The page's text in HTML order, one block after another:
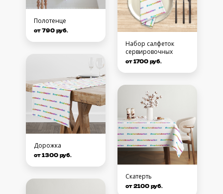
Полотенце
от 790 руб.
Дорожка
от 1300 руб.
Набор салфеток
сервировочных
от 1700 руб.
Скатерть
от 2100 руб.